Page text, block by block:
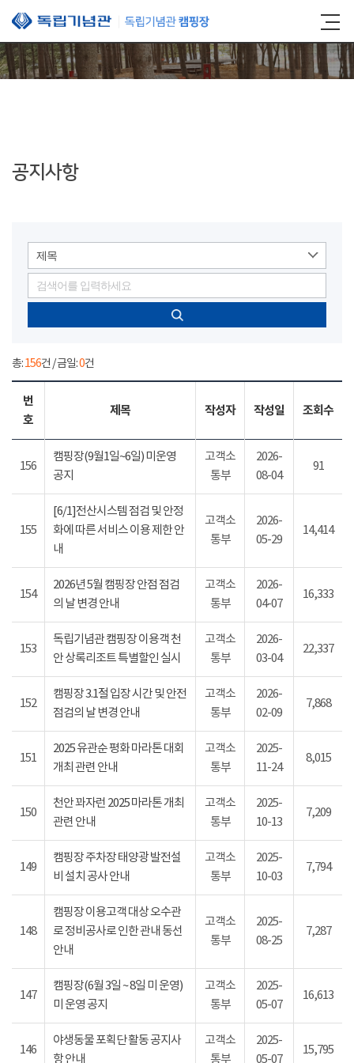
본문 바로가기
공지사항
제목
총:156건 / 금일:0건
번
호
제목 작성자 작성일 조회수
156
캠핑장(9월1일~6일) 미운영
공지
고객소
통부
2026-
08-04
91
155
[6/1]전산시스템 점검 및 안정
화에 따른 서비스 이용 제한 안
내
고객소
통부
2026-
05-29
14,414
154
2026년 5월 캠핑장 안점 점검
의 날 변경 안내
고객소
통부
2026-
04-07
16,333
153
독립기념관 캠핑장 이용객 천
안 상록리조트 특별할인 실시
고객소
통부
2026-
03-04
22,337
152
캠핑장 3.1절 입장 시간 및 안전
점검의 날 변경 안내
고객소
통부
2026-
02-09
7,868
151
2025 유관순 평화 마라톤 대회
개최 관련 안내
고객소
통부
2025-
11-24
8,015
150
천안 꽈자런 2025 마라톤 개최
관련 안내
고객소
통부
2025-
10-13
7,209
149
캠핑장 주차장 태양광 발전설
비 설치 공사 안내
고객소
통부
2025-
10-03
7,794
148
캠핑장 이용고객 대상 오수관
로 정비공사로 인한 관내 동선
안내
고객소
통부
2025-
08-25
7,287
147
캠핑장(6월 3일 ~ 8일 미 운영)
미 운영 공지
고객소
통부
2025-
05-07
16,613
146
야생동물 포획단 활동 공지사
항 안내
고객소
통부
2025-
05-07
15,795